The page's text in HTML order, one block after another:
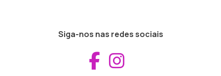
Siga-nos nas redes sociais
Aceder ao